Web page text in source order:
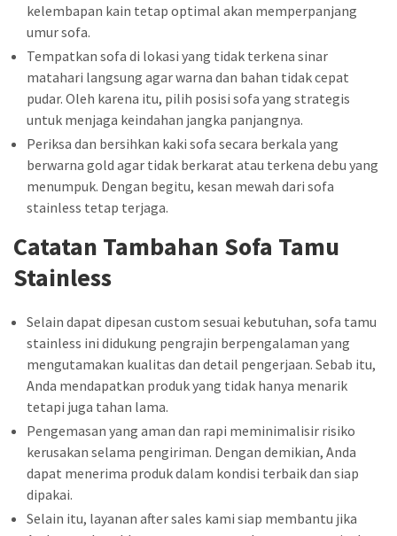
kelembapan kain tetap optimal akan memperpanjang
umur sofa.
Tempatkan sofa di lokasi yang tidak terkena sinar
matahari langsung agar warna dan bahan tidak cepat
pudar. Oleh karena itu, pilih posisi sofa yang strategis
untuk menjaga keindahan jangka panjangnya.
Periksa dan bersihkan kaki sofa secara berkala yang
berwarna gold agar tidak berkarat atau terkena debu yang
menumpuk. Dengan begitu, kesan mewah dari sofa
stainless tetap terjaga.
Catatan Tambahan Sofa Tamu
Stainless
Selain dapat dipesan custom sesuai kebutuhan, sofa tamu
stainless ini didukung pengrajin berpengalaman yang
mengutamakan kualitas dan detail pengerjaan. Sebab itu,
Anda mendapatkan produk yang tidak hanya menarik
tetapi juga tahan lama.
Pengemasan yang aman dan rapi meminimalisir risiko
kerusakan selama pengiriman. Dengan demikian, Anda
dapat menerima produk dalam kondisi terbaik dan siap
dipakai.
Selain itu, layanan after sales kami siap membantu jika